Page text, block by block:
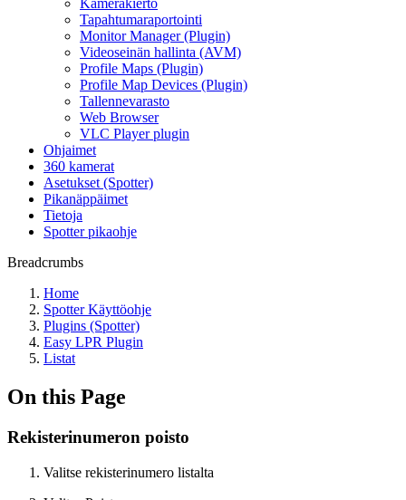
Kamerakierto
Tapahtumaraportointi
Monitor Manager (Plugin)
Videoseinän hallinta (AVM)
Profile Maps (Plugin)
Profile Map Devices (Plugin)
Tallennevarasto
Web Browser
VLC Player plugin
Ohjaimet
360 kamerat
Asetukset (Spotter)
Pikanäppäimet
Tietoja
Spotter pikaohje
Breadcrumbs
Home
Spotter Käyttöohje
Plugins (Spotter)
Easy LPR Plugin
Listat
On this Page
Rekisterinumeron poisto
Valitse rekisterinumero listalta